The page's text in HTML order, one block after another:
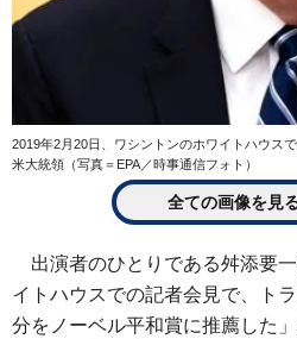
2019年2月20日、ワシントンのホワイトハウス
米大統領（写真＝EPA／時事通信フォト）
全ての画像を見
出演者のひとりである舛添要
イトハウスでの記者会見で、ト
分をノーベル平和賞に推薦した